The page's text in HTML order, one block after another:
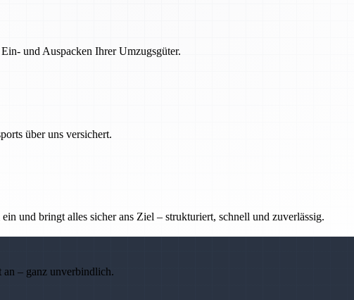
und Auspacken Ihrer Umzugsgüter.
über uns versichert.
und bringt alles sicher ans Ziel – strukturiert, schnell und zuverlässig.
– ganz unverbindlich.